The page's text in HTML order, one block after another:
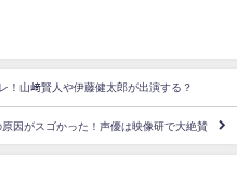
！山﨑賢人や伊藤健太郎が出演する？
因がスゴかった！声優は映像研で大絶賛